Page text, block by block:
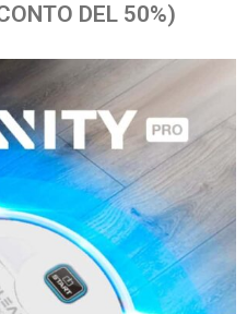
DEL 50%)